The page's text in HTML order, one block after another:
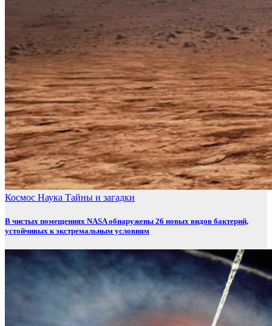
Космос Наука Тайны и загадки
В чистых помещениях NASA обнаружены 26 новых видов бактерий,
устойчивых к экстремальным условиям